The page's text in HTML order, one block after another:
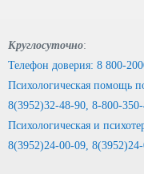
Круглосуточно:
Телефон доверия: 8 800-
Психологическая помощь
8(3952)32-48-90, 8-800-
Психологическая и
8(3952)24-00-09,